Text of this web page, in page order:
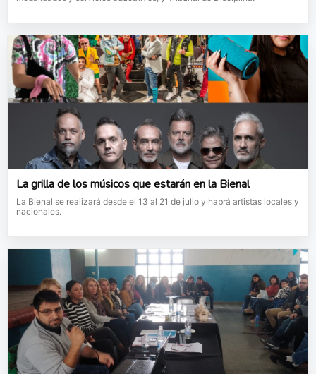
La grilla de los músicos que estarán en la Bienal
La Bienal se realizará desde el 13 al 21 de julio y habrá artistas locales y
nacionales.